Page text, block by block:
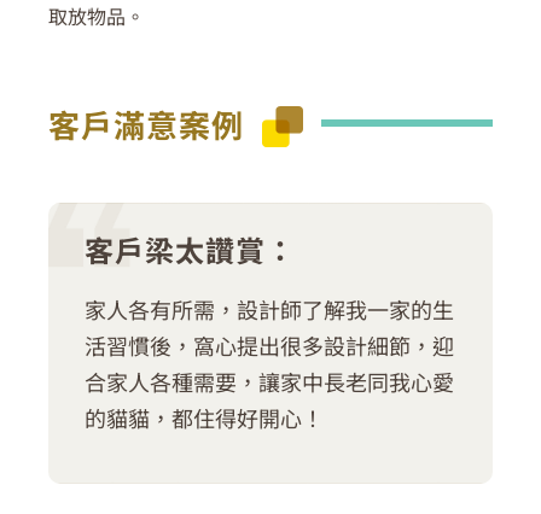
取放物品。
客戶滿意案例
客戶梁太讚賞：
家人各有所需，設計師了解我一家的生
活習慣後，窩心提出很多設計細節，迎
合家人各種需要，讓家中長老同我心愛
的貓貓，都住得好開心！